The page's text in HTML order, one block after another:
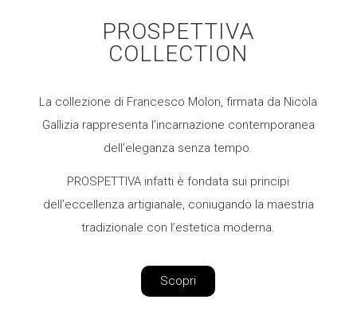
PROSPETTIVA
COLLECTION
La collezione di Francesco Molon, firmata da Nicola
Gallizia rappresenta l’incarnazione contemporanea
dell’eleganza senza tempo.
PROSPETTIVA infatti è fondata sui principi
dell’eccellenza artigianale, coniugando la maestria
tradizionale con l’estetica moderna.
Scopri